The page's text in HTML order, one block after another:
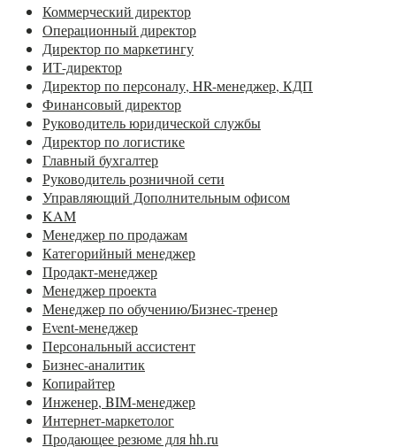
Коммерческий директор
Операционный директор
Директор по маркетингу
ИТ-директор
Директор по персоналу, HR-менеджер, КДП
Финансовый директор
Руководитель юридической службы
Директор по логистике
Главный бухгалтер
Руководитель розничной сети
Управляющий Дополнительным офисом
KAM
Менеджер по продажам
Категорийный менеджер
Продакт-менеджер
Менеджер проекта
Менеджер по обучению/Бизнес-тренер
Event-менеджер
Персональный ассистент
Бизнес-аналитик
Копирайтер
Инженер, BIM-менеджер
Интернет-маркетолог
Продающее резюме для hh.ru